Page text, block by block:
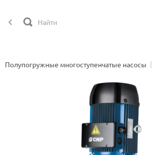
Полупогружные многоступенчатые насосы